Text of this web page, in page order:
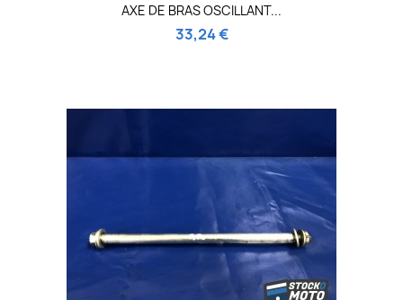
AXE DE BRAS OSCILLANT...
33,24 €